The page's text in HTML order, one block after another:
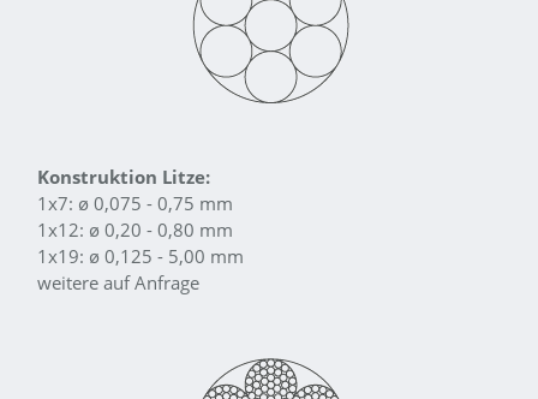
Konstruktion Litze:
1x7: ø 0,075 - 0,75 mm
1x12: ø 0,20 - 0,80 mm
1x19: ø 0,125 - 5,00 mm
weitere auf Anfrage